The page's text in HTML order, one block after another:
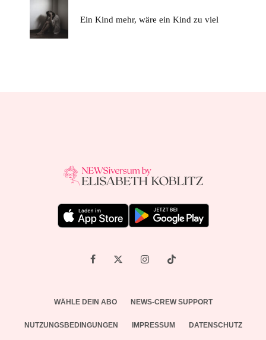
Ein Kind mehr, wäre ein Kind zu viel
WÄHLE DEIN ABO NEWS-CREW SUPPORT
NUTZUNGSBEDINGUNGEN IMPRESSUM DATENSCHUTZ